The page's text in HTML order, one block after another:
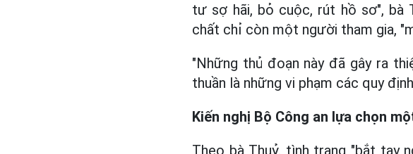
tư sợ hãi, bỏ cuộc, rút hồ sơ", bà
chất chỉ còn một người tham gia,
"Những thủ đoạn này đã gây ra
thuần là những vi phạm các quy
Kiến nghị Bộ Công an lựa chọn